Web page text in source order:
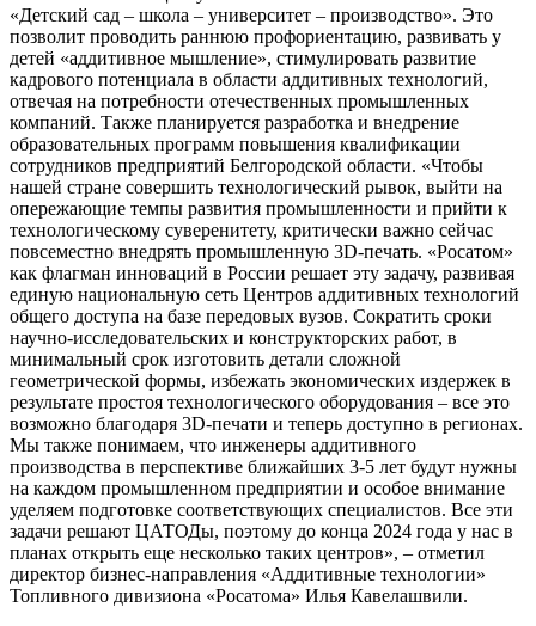
«Детский сад – школа – университет – производство». Это
позволит проводить раннюю профориентацию, развивать у
детей «аддитивное мышление», стимулировать развитие
кадрового потенциала в области аддитивных технологий,
отвечая на потребности отечественных промышленных
компаний. Также планируется разработка и внедрение
образовательных программ повышения квалификации
сотрудников предприятий Белгородской области. «Чтобы
нашей стране совершить технологический рывок, выйти на
опережающие темпы развития промышленности и прийти к
технологическому суверенитету, критически важно сейчас
повсеместно внедрять промышленную 3D-печать. «Росатом»
как флагман инноваций в России решает эту задачу, развивая
единую национальную сеть Центров аддитивных технологий
общего доступа на базе передовых вузов. Сократить сроки
научно-исследовательских и конструкторских работ, в
минимальный срок изготовить детали сложной
геометрической формы, избежать экономических издержек в
результате простоя технологического оборудования – все это
возможно благодаря 3D-печати и теперь доступно в регионах.
Мы также понимаем, что инженеры аддитивного
производства в перспективе ближайших 3-5 лет будут нужны
на каждом промышленном предприятии и особое внимание
уделяем подготовке соответствующих специалистов. Все эти
задачи решают ЦАТОДы, поэтому до конца 2024 года у нас в
планах открыть еще несколько таких центров», – отметил
директор бизнес-направления «Аддитивные технологии»
Топливного дивизиона «Росатома» Илья Кавелашвили.